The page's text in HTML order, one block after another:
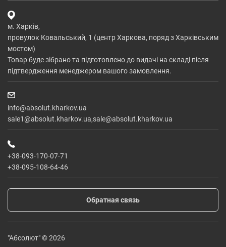
м. Харків,
провулок Ковальський, 1 (центр Харкова, поряд з Харківським
мостом)
Товар буде зібрано та підготовлено до видачі на складі після
підтвердження менеджером вашого замовлення.
info@absolut.kharkov.ua
sale1@absolut.kharkov.ua,sale@absolut.kharkov.ua
+38-093-170-07-71
+38-095-108-64-46
Обратная связь
"Абсолют" © 2026